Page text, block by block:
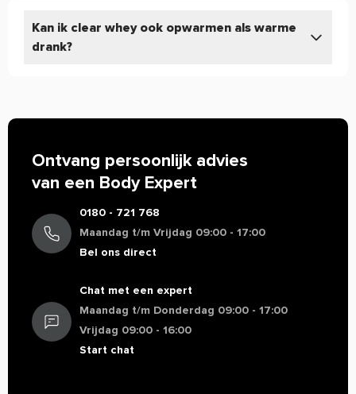
Kan ik clear whey ook opwarmen als warme
drank?
Ontvang persoonlijk advies
van een Body Expert
0180 - 721 768
Maandag t/m Vrijdag 09:00 - 17:00
Bel ons direct
Chat met een expert
Maandag t/m Donderdag 09:00 - 17:00
Vrijdag 09:00 - 16:00
Start chat